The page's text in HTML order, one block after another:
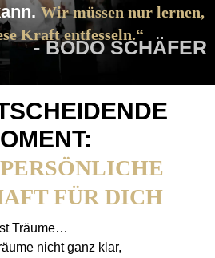
Wir müssen nur lernen,
Kraft entfesseln.“
- BODO SCHÄFER
FÜR DICH
Träume…
nicht ganz klar,